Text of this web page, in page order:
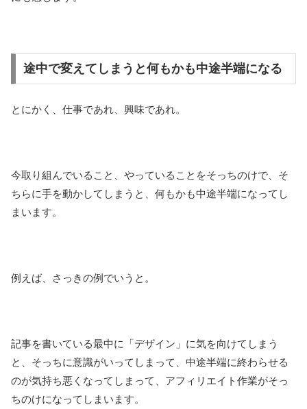
途中で変えてしまうと何もかも中途半端になる
とにかく、仕事であれ、興味であれ。
今取り組んでいること、やっていることをそっちのけで、そ
ちらに手を動かしてしまうと、何もかも中途半端になってし
まいます。
例えば、さっきの例でいうと。
記事を書いている最中に「デザイン」に気を向けてしまう
と、そっちに意識がいってしまって、中途半端に終わらせる
のが気持ち悪くなってしまって、アフィリエイト作業がそっ
ちのけになってしまいます。